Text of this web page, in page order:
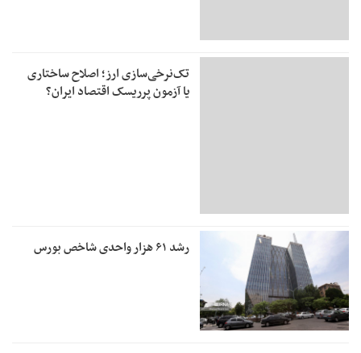
تک‌نرخی‌سازی ارز؛ اصلاح ساختاری
یا آزمون پرریسک اقتصاد ایران؟
رشد ۶۱ هزار واحدی شاخص بورس